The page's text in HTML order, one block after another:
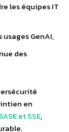
les équipes IT
usages GenAI,
des
en
SASE et SSE,